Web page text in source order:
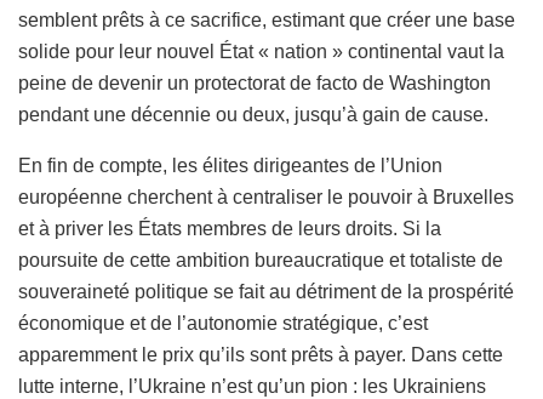
semblent prêts à ce sacrifice, estimant que créer une base
solide pour leur nouvel État « nation » continental vaut la
peine de devenir un protectorat de facto de Washington
pendant une décennie ou deux, jusqu’à gain de cause.
En fin de compte, les élites dirigeantes de l’Union
européenne cherchent à centraliser le pouvoir à Bruxelles
et à priver les États membres de leurs droits. Si la
poursuite de cette ambition bureaucratique et totaliste de
souveraineté politique se fait au détriment de la prospérité
économique et de l’autonomie stratégique, c’est
apparemment le prix qu’ils sont prêts à payer. Dans cette
lutte interne, l’Ukraine n’est qu’un pion : les Ukrainiens